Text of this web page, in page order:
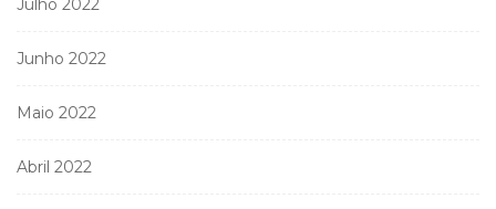
Julho 2022
Junho 2022
Maio 2022
Abril 2022